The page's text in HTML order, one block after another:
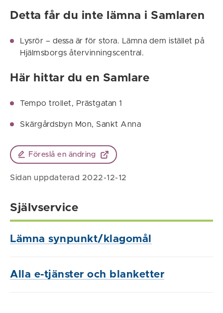
Detta får du inte lämna i Samlaren
Lysrör – dessa är för stora. Lämna dem istället på
Hjälmsborgs återvinningscentral.
Här hittar du en Samlare
Tempo trollet, Prästgatan 1
Skärgårdsbyn Mon, Sankt Anna
Föreslå en ändring
Sidan uppdaterad 2022-12-12
Självservice
Lämna synpunkt/klagomål
Alla e-tjänster och blanketter